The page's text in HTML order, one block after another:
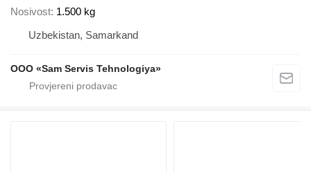
Nosivost 1.500 kg
Uzbekistan, Samarkand
OOO «Sam Servis Tehnologiya»